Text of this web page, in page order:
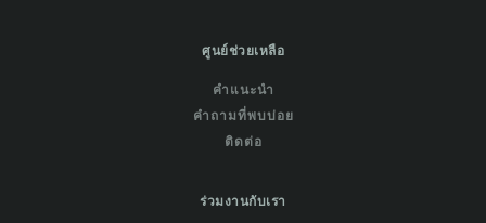
ศูนย์ช่วยเหลือ
คำแนะนำ
คำถามที่พบบ่อย
ติดต่อ
ร่วมงานกับเรา